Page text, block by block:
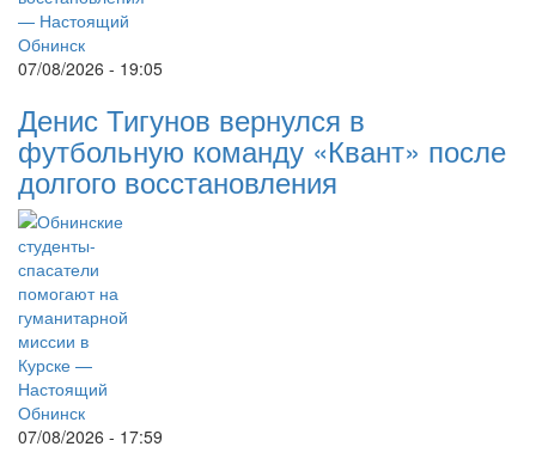
07/08/2026 - 19:05
Денис Тигунов вернулся в
футбольную команду «Квант» после
долгого восстановления
07/08/2026 - 17:59